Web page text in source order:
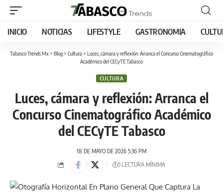
INICIO NOTICIAS LIFESTYLE GASTRONOMIA
Tabasco Trends Mx> Blog> Cultura> Luces, cámara y reflexión: Arranca el Concurso Cinematográfico
Académico del CECyTE Tabasco
CULTURA
Luces, cámara y reflexión: Arranca el
Concurso Cinematográfico Académico
del CECyTE Tabasco
18 DE MAYO DE 2026 5:36 PM
5 LECTURA MÍNIMA